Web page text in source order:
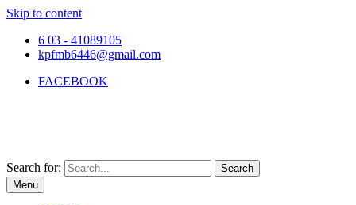
Skip to content
6 03 - 41089105
kpfmb6446@gmail.com
FACEBOOK
Search for:
Menu